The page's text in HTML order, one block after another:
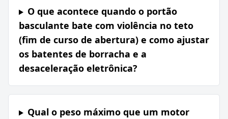
O que acontece quando o portão
basculante bate com violência no teto
(fim de curso de abertura) e como ajustar
os batentes de borracha e a
desaceleração eletrônica?
Qual o peso máximo que um motor